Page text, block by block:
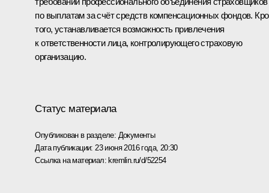
по выплатам за счёт средств компенсационных фондов.
того, устанавливается возможность привлечения
к ответственности лица, контролирующего страховую
организацию.
Статус материала
Опубликован в разделе: Документы
Дата публикации: 23 июня 2016 года, 20:30
Ссылка на материал: kremlin.ru/d/52254